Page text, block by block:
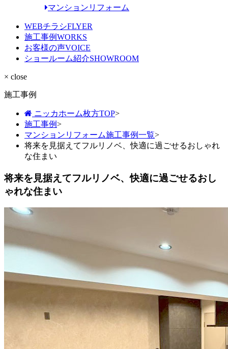
マンションリフォーム
WEBチラシFLYER
施工事例WORKS
お客様の声VOICE
ショールーム紹介SHOWROOM
× close
施工事例
ニッカホーム枚方TOP>
施工事例>
マンションリフォーム施工事例一覧>
将来を見据えてフルリノベ、快適に過ごせるおしゃれ
な住まい
将来を見据えてフルリノベ、快適に過ごせるおし
ゃれな住まい